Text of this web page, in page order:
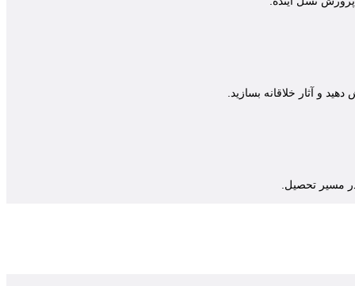
و آثار خلاقانه بسازید.
مسیر تحصیل.